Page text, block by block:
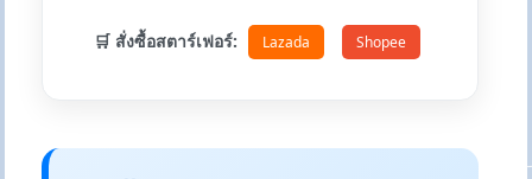
🛒 สั่งซื้อสตาร์เฟอร์: Lazada Shopee